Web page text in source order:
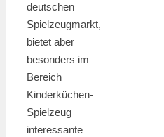
deutschen
Spielzeugmarkt,
bietet aber
besonders im
Bereich
Kinderküchen-
Spielzeug
interessante